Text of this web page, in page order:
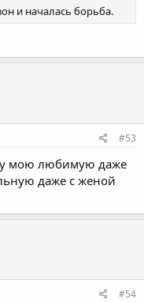
и началась борьба.
#53
мою любимую даже
даже с женой
#54